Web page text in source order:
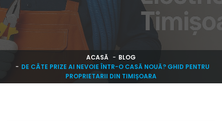
ACASĂ
BLOG
DE CÂTE PRIZE AI NEVOIE ÎNTR-O CASĂ NOUĂ? GHID PENTRU
PROPRIETARII DIN TIMIȘOARA